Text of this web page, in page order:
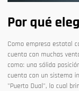
Por qué
Como empresa estatal
cuenta con muchas
como: una sólida
cuenta con un sistema
"Puerto Dual", lo cual